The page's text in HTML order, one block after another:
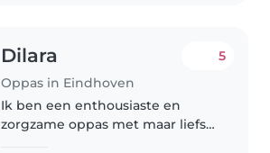
Dilara
Oppas in Eindhoven
5
Ik ben een enthousiaste en
zorgzame oppas met maar liefst